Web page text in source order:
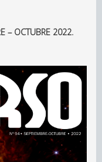
– OCTUBRE 2022.